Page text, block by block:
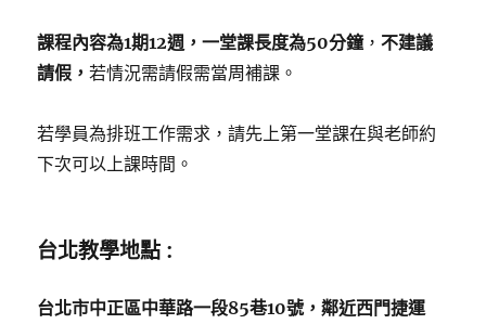
課程內容為1期12週，一堂課長度為50分鐘，不建議
請假，若情況需請假需當周補課。
若學員為排班工作需求，請先上第一堂課在與老師約
下次可以上課時間。
台北教學地點 :
台北市中正區中華路一段85巷10號，鄰近西門捷運